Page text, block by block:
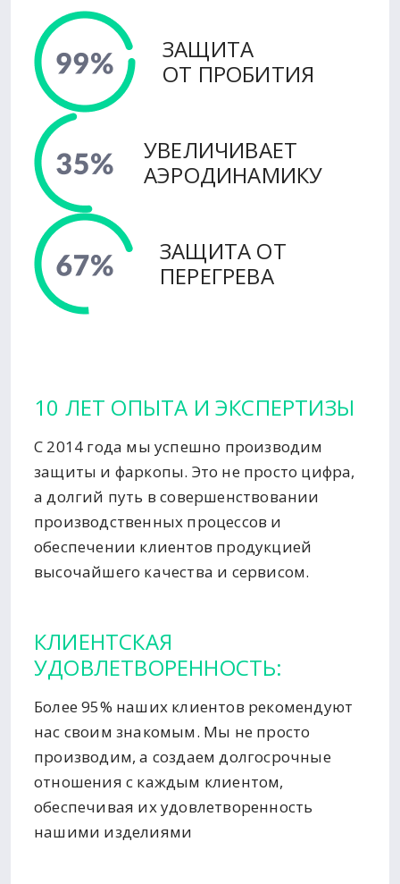
ЗАЩИТА
ОТ ПРОБИТИЯ
УВЕЛИЧИВАЕТ
АЭРОДИНАМИКУ
ЗАЩИТА ОТ
ПЕРЕГРЕВА
10 ЛЕТ ОПЫТА И ЭКСПЕРТИЗЫ
С 2014 года мы успешно производим
защиты и фаркопы. Это не просто цифра,
а долгий путь в совершенствовании
производственных процессов и
обеспечении клиентов продукцией
высочайшего качества и сервисом.
КЛИЕНТСКАЯ
УДОВЛЕТВОРЕННОСТЬ:
Более 95% наших клиентов рекомендуют
нас своим знакомым. Мы не просто
производим, а создаем долгосрочные
отношения с каждым клиентом,
обеспечивая их удовлетворенность
нашими изделиями